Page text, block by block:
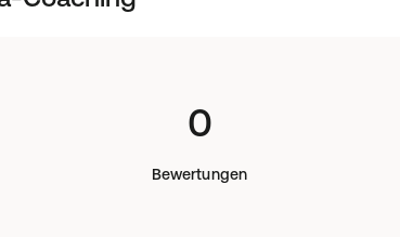
0
Bewertungen